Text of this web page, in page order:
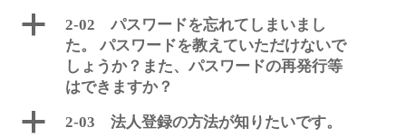
a
2-02 パスワードを忘れてしまいまし
た。 パスワードを教えていただけないで
しょうか？また、パスワードの再発行等
はできますか？
a 2-03 法人登録の方法が知りたいです。